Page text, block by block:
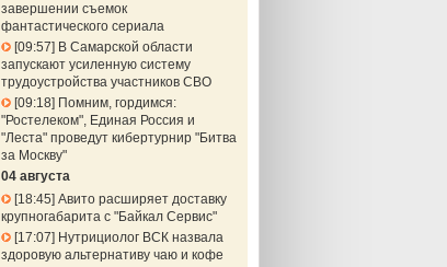
завершении съемок
фантастического сериала
09:57
В Самарской области
запускают усиленную систему
трудоустройства участников СВО
09:18 Помним, гордимся:
"Ростелеком", Единая Россия и
"Леста" проведут кибертурнир "Битва
за Москву"
04 августа
18:45 Авито расширяет доставку
крупногабарита с "Байкал Сервис"
17:07
Нутрициолог ВСК назвала
здоровую альтернативу чаю и кофе